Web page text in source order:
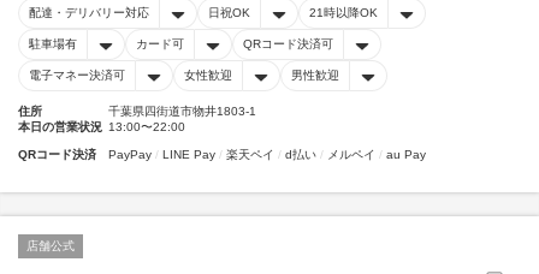
配達・デリバリー対応 日祝OK 21時以降OK
駐車場有 カード可 QRコード決済可
電子マネー決済可 女性歓迎 男性歓迎
住所
千葉県四街道市物井1803-1
本日の営業状況 13:00〜22:00
QRコード決済 PayPay LINE Pay 楽天ペイ d払い メルペイ au Pay
店舗公式